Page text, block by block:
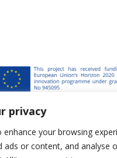
privacy
your browsing
ads or content, and analyse